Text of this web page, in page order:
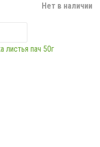
Нет в наличии